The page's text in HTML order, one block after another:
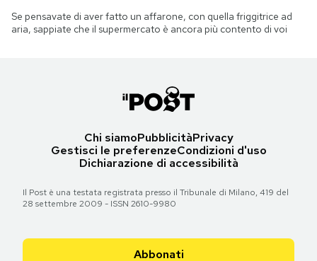
Se pensavate di aver fatto un affarone, con quella friggitrice ad
aria, sappiate che il supermercato è ancora più contento di voi
Chi siamoPubblicitàPrivacy
Gestisci le preferenzeCondizioni d'uso
Dichiarazione di accessibilità
Il Post è una testata registrata presso il Tribunale di Milano, 419 del
28 settembre 2009 - ISSN 2610-9980
Abbonati